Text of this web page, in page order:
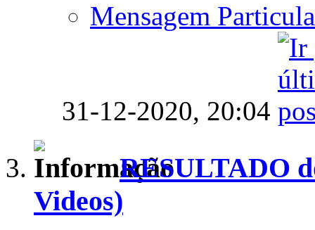
Mensagem
31-12-2020, 20:04
RESULTADO
Videos)